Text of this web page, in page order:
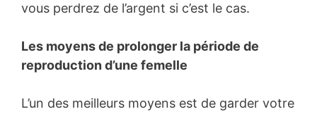
vous perdrez de l’argent si c’est le cas.
Les moyens de prolonger la période de
reproduction d’une femelle
L’un des meilleurs moyens est de garder votre